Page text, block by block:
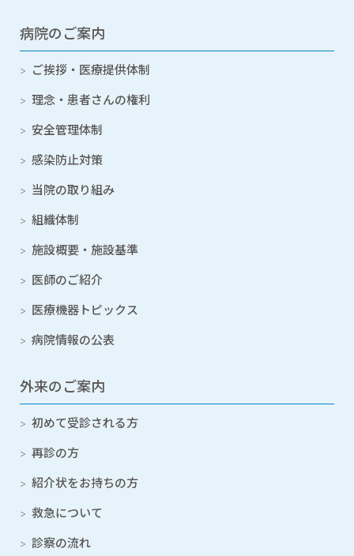
病院のご案内
ご挨拶・医療提供体制
理念・患者さんの権利
安全管理体制
感染防止対策
当院の取り組み
組織体制
施設概要・施設基準
医師のご紹介
医療機器トピックス
病院情報の公表
外来のご案内
初めて受診される方
再診の方
紹介状をお持ちの方
救急について
診察の流れ